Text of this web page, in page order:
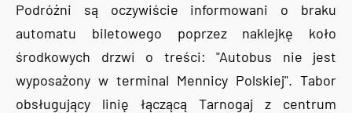
Podróżni są oczywiście informowani o braku
automatu biletowego poprzez naklejkę koło
środkowych drzwi o treści: "Autobus nie jest
wyposażony w terminal Mennicy Polskiej". Tabor
obsługujący linię łączącą Tarnogaj z centrum